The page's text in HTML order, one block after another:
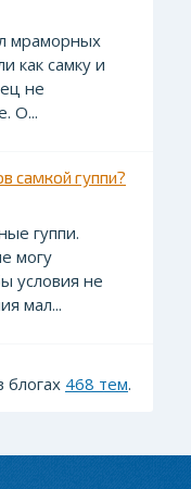
мраморных
как самку и
не
О...
самкой гуппи?
гуппи.
могу
условия не
мал...
блогах 468 тем.